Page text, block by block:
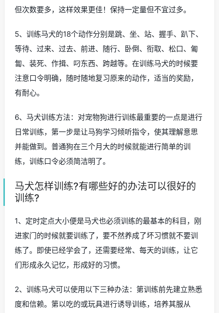
但次数要多，这样效果更佳！保持一定量但不宜过多。
5、训练马犬的18个动作分别是跳、坐、站、握手、趴下、
等待、过来、过去、前进、随行、卧倒、衔取、松口、匍
匐、装死、作揖、叼东西、跨越等。在训练马犬的时候要
注意口令明确，随时随地复习原来的动作，适当的奖励，
有耐心。
6、马犬训练方法：对宠物狗进行训练最重要的一点是进行
日常训练，第一步是让马狗学习倾听指令，使其理解意思
并能做到。普通狗在三个月大的时候就能进行简单的训
练，训练口令必须简洁明了。
马犬怎样训练?有哪些好的办法可以很好的
训练?
1、定时定点大小便是马犬也必须训练的最基本的科目，刚
进家门的时候就要训练了，要不然养成了坏习惯就不要训
练了。即使已经学会了，还需要经常、每天的训练，让它
们形成永久记忆，形成好的习惯。
2、训练马犬可以使用以下三种办法：第训练前先建立熟悉
度和信赖。第以吃的或玩具进行诱导训练，培养其服从